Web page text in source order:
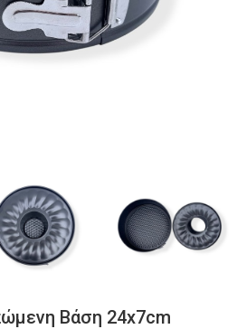
Βάση 24x7cm